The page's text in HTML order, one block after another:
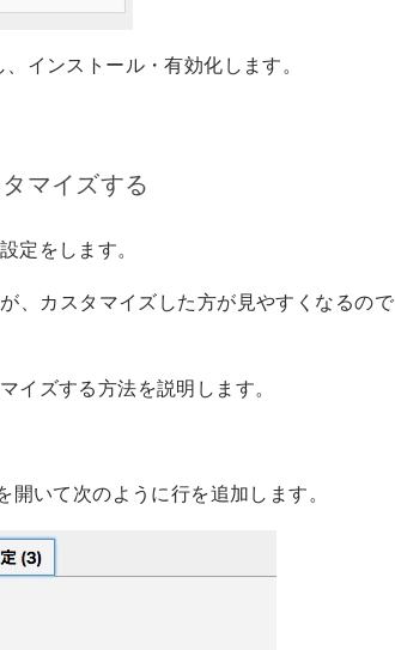
インストール・有効化します。
マイズする
定をします。
、カスタマイズした方が見やすくなるので
イズする方法を説明します。
いて次のように行を追加します。